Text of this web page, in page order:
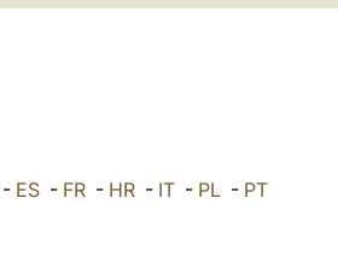
- ES- FR- HR- IT- PL- PT